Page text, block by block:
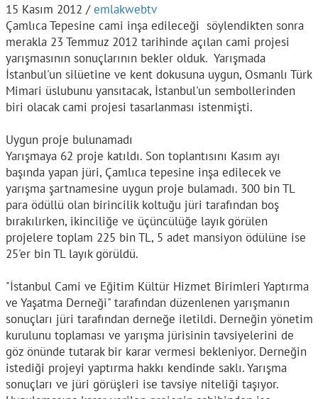
15 Kasım 2012 /emlakwebtv
Çamlıca Tepesine cami inşa edileceği söylendikten sonra
merakla 23 Temmuz 2012 tarihinde açılan cami projesi
yarışmasının sonuçlarının bekler olduk. Yarışmada
İstanbul'un silüetine ve kent dokusuna uygun, Osmanlı Türk
Mimari üslubunu yansıtacak, İstanbul'un sembollerinden
biri olacak cami projesi tasarlanması istenmişti.
Uygun proje bulunamadı
Yarışmaya 62 proje katıldı. Son toplantısını Kasım ayı
başında yapan jüri, Çamlıca tepesine inşa edilecek ve
yarışma şartnamesine uygun proje bulamadı. 300 bin TL
para ödüllü olan birincilik koltuğu jüri tarafından boş
bırakılırken, ikinciliğe ve üçüncülüğe layık görülen
projelere toplam 225 bin TL, 5 adet mansiyon ödülüne ise
25'er bin TL layık görüldü.
"İstanbul Cami ve Eğitim Kültür Hizmet Birimleri Yaptırma
ve Yaşatma Derneği" tarafından düzenlenen yarışmanın
sonuçları jüri tarafından derneğe iletildi. Derneğin yönetim
kurulunu toplaması ve yarışma jürisinin tavsiyelerini de
göz önünde tutarak bir karar vermesi bekleniyor. Derneğin
istediği projeyi yaptırma hakkı kendinde saklı. Yarışma
sonuçları ve jüri görüşleri ise tavsiye niteliği taşıyor.